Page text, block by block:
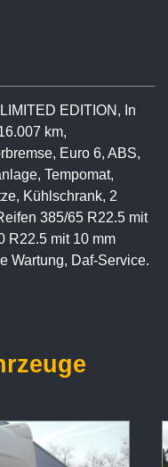
EDITION, In
km,
Euro 6, ABS,
Tempomat,
Kühlschrank, 2
385/65 R22.5 mit
R22.5 mit 10 mm
Wartung, Daf-Service.